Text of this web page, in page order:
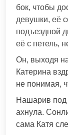
бок, чтобы
девушки, её
подъездной
её с петель,
Он, выходя на
Катерина
не понимая,
Нашарив под
ахнула.
сама Катя